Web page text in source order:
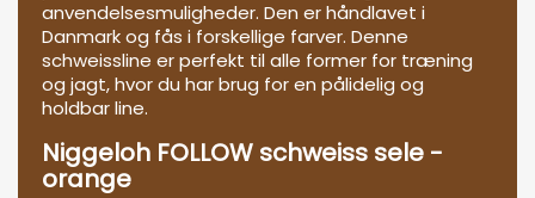
anvendelsesmuligheder. Den er håndlavet i
Danmark og fås i forskellige farver. Denne
schweissline er perfekt til alle former for træning
og jagt, hvor du har brug for en pålidelig og
holdbar line.
Niggeloh FOLLOW schweiss sele -
orange